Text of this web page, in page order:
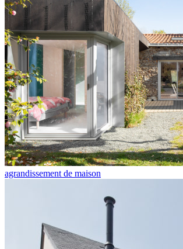
agrandissement de maison